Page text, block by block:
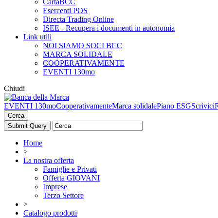
CartaBCC
Esercenti POS
Directa Trading Online
ISEE - Recupera i documenti in autonomia
Link utili
NOI SIAMO SOCI BCC
MARCA SOLIDALE
COOPERATIVAMENTE
EVENTI 130mo
Chiudi
EVENTI 130moCooperativamenteMarca solidalePiano ESGScrivici
Cerca
Home
>
La nostra offerta
Famiglie e Privati
Offerta GIOVANI
Imprese
Terzo Settore
>
Catalogo prodotti